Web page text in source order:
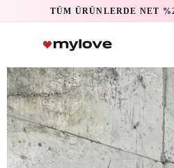
TÜM ÜRÜNLERDE NET